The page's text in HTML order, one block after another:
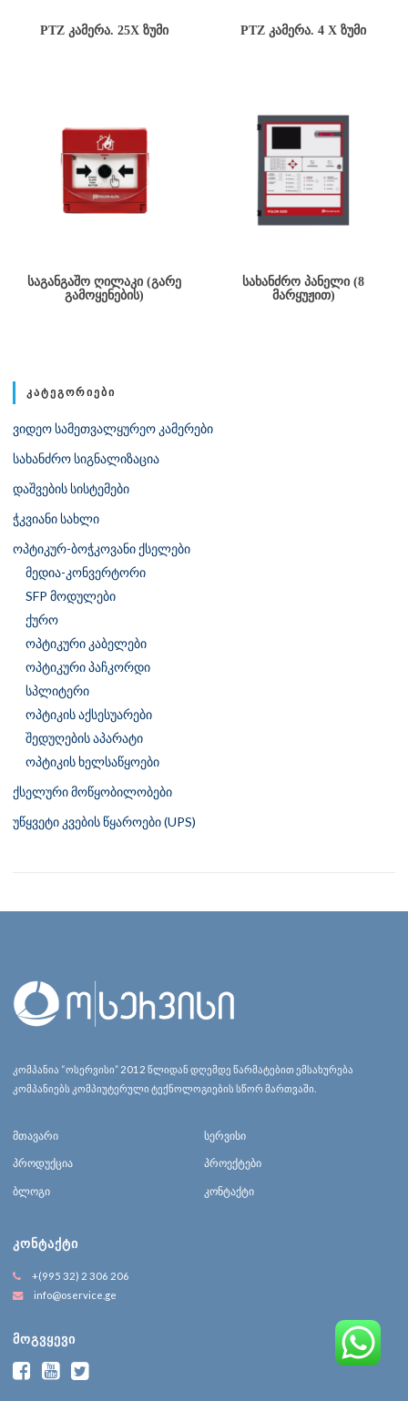
PTZ ᲙᲐᲛᲔᲠᲐ. 25X ᲖᲣᲛᲘ PTZ ᲙᲐᲛᲔᲠᲐ. 4 X ᲖᲣᲛᲘ
ᲡᲐᲒᲐᲜᲒᲐᲨᲝ ᲦᲘᲚᲐᲙᲘ (ᲒᲐᲠᲔ
ᲒᲐᲛᲝᲧᲔᲜᲔᲑᲘᲡ)
ᲡᲐᲮᲐᲜᲫᲠᲝ ᲞᲐᲜᲔᲚᲘ (8
ᲛᲐᲠᲧᲣᲟᲘᲗ)
ᲙᲐᲢᲔᲒᲝᲠᲘᲔᲑᲘ
ვიდეო სამეთვალყურეო კამერები
სახანძრო სიგნალიზაცია
დაშვების სისტემები
ჭკვიანი სახლი
ოპტიკურ-ბოჭკოვანი ქსელები
მედია-კონვერტორი
SFP მოდულები
ქურო
ოპტიკური კაბელები
ოპტიკური პაჩკორდი
სპლიტერი
ოპტიკის აქსესუარები
შედუღების აპარატი
ოპტიკის ხელსაწყოები
ქსელური მოწყობილობები
უწყვეტი კვების წყაროები (UPS)
კომპანია “ოსერვისი” 2012 წლიდან დღემდე წარმატებით ემსახურება
კომპანიებს კომპიუტერული ტექნოლოგიების სწორ მართვაში.
მთავარი სერვისი
პროდუქცია პროექტები
ბლოგი კონტაქტი
ᲙᲝᲜᲢᲐᲥᲢᲘ
+(995 32) 2 306 206
info@oservice.ge
ᲛᲝᲒᲕᲧᲔᲕᲘ